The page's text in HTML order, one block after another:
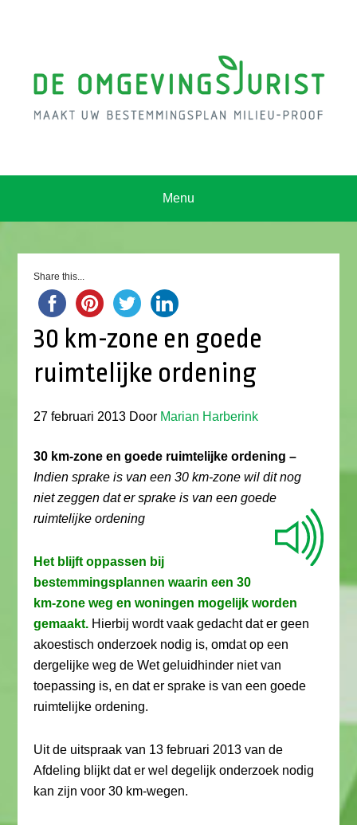
Menu
Share this...
30 km-zone en goede
ruimtelijke ordening
27 februari 2013 Door Marian Harberink
30 km-zone en goede ruimtelijke ordening –
Indien sprake is van een 30 km-zone wil dit nog
niet zeggen dat er sprake is van een goede
ruimtelijke ordening
Het blijft oppassen bij
bestemmingsplannen waarin een 30
km-zone weg en woningen mogelijk worden
gemaakt. Hierbij wordt vaak gedacht dat er geen
akoestisch onderzoek nodig is, omdat op een
dergelijke weg de Wet geluidhinder niet van
toepassing is, en dat er sprake is van een goede
ruimtelijke ordening.
Uit de uitspraak van 13 februari 2013 van de
Afdeling blijkt dat er wel degelijk onderzoek nodig
kan zijn voor 30 km-wegen.